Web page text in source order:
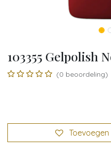
103355 Gelpolish
(0 beoordeling)